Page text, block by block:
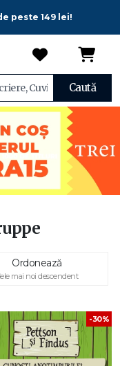
peste 149 lei!
Caută
Ordonează
mai noi descendent
-30%